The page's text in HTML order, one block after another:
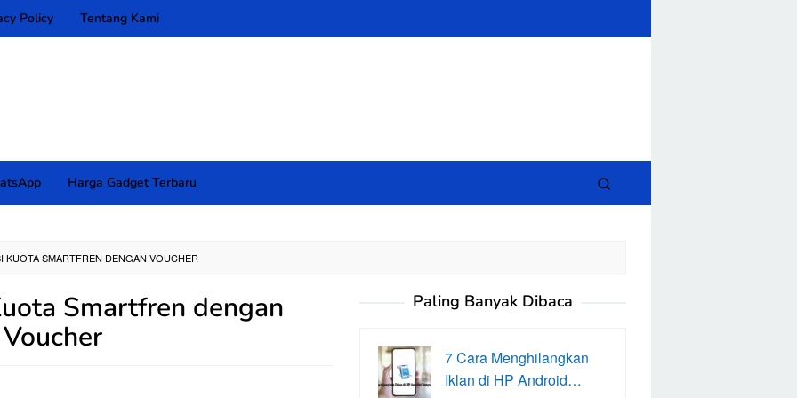
Policy Tentang Kami
Harga Gadget Terbaru
KUOTA SMARTFREN DENGAN VOUCHER
Smartfren dengan
Voucher
Paling Banyak Dibaca
7 Cara Menghilangkan
Iklan di HP Android…